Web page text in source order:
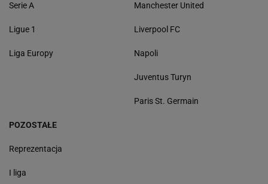
Serie A
Ligue 1
Liga Europy
Manchester United
Liverpool FC
Napoli
Juventus Turyn
Paris St. Germain
POZOSTAŁE
Reprezentacja
I liga